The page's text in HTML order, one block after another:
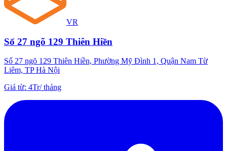
VR
Số 27 ngõ 129 Thiên Hiền
Số 27 ngõ 129 Thiên Hiền, Phường Mỹ Đình 1, Quận Nam Từ
Liêm, TP Hà Nội
Giá từ: 4Tr/tháng